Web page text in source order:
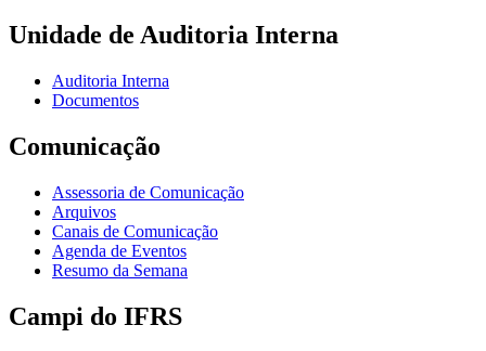
Unidade de Auditoria Interna
Auditoria Interna
Documentos
Comunicação
Assessoria de Comunicação
Arquivos
Canais de Comunicação
Agenda de Eventos
Resumo da Semana
Campi do IFRS